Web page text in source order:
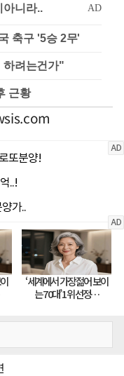
축구 '5승 2무'
려는건가"
근황